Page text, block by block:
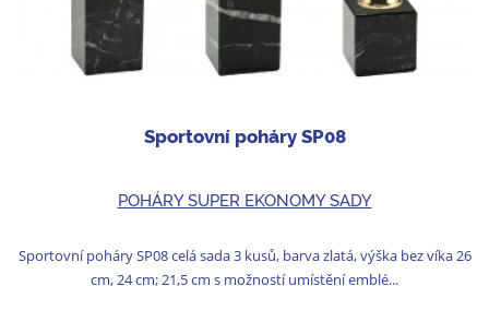
Sportovní poháry SP08
POHÁRY SUPER EKONOMY SADY
Sportovní poháry SP08 celá sada 3 kusů, barva zlatá, výška bez víka 26
cm, 24 cm; 21,5 cm s možností umístění emblé...